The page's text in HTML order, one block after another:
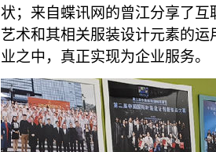
状；来自蝶讯网的曾江分享了
艺术和其相关服装设计元素的运
业之中，真正实现为企业服务。